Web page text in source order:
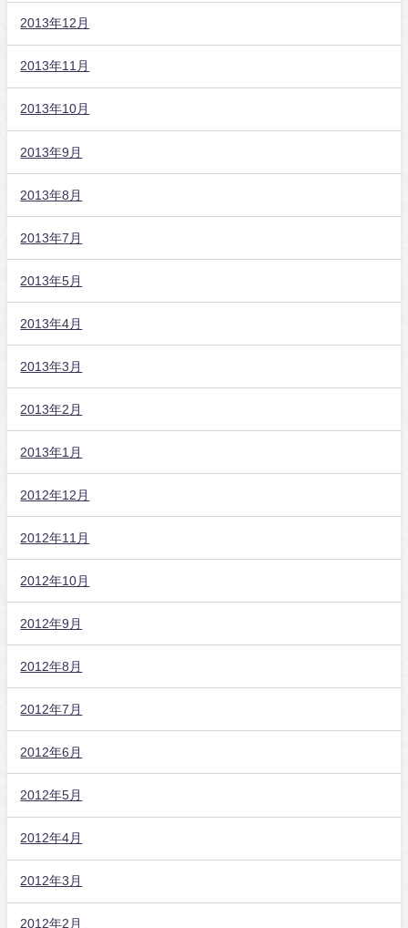
2013年12月
2013年11月
2013年10月
2013年9月
2013年8月
2013年7月
2013年5月
2013年4月
2013年3月
2013年2月
2013年1月
2012年12月
2012年11月
2012年10月
2012年9月
2012年8月
2012年7月
2012年6月
2012年5月
2012年4月
2012年3月
2012年2月